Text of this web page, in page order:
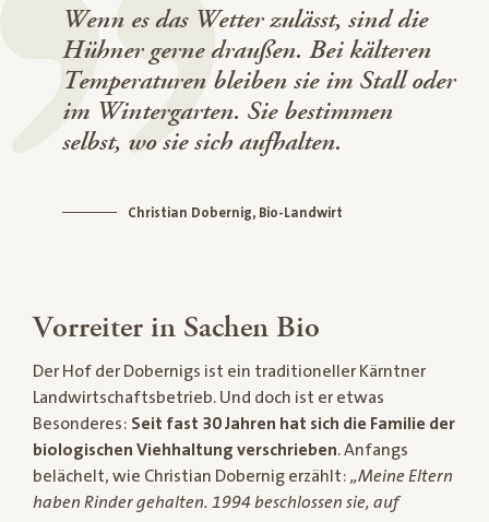
Wenn es das Wetter zulässt, sind die
Hühner gerne draußen. Bei kälteren
Temperaturen bleiben sie im Stall oder
im Wintergarten. Sie bestimmen
selbst, wo sie sich aufhalten.
Christian Dobernig, Bio-Landwirt
Vorreiter in Sachen Bio
Der Hof der Dobernigs ist ein traditioneller Kärntner
Landwirtschaftsbetrieb. Und doch ist er etwas
Besonderes: Seit fast 30 Jahren hat sich die Familie der
biologischen Viehhaltung verschrieben. Anfangs
belächelt, wie Christian Dobernig erzählt: „Meine Eltern
haben Rinder gehalten. 1994 beschlossen sie, auf